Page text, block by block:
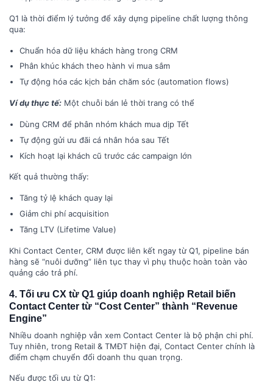
Q1 là thời điểm lý tưởng để xây dựng pipeline chất lượng thông
qua:
Chuẩn hóa dữ liệu khách hàng trong CRM
Phân khúc khách theo hành vi mua sắm
Tự động hóa các kịch bản chăm sóc (automation flows)
Ví dụ thực tế: Một chuỗi bán lẻ thời trang có thể
Dùng CRM để phân nhóm khách mua dịp Tết
Tự động gửi ưu đãi cá nhân hóa sau Tết
Kích hoạt lại khách cũ trước các campaign lớn
Kết quả thường thấy:
Tăng tỷ lệ khách quay lại
Giảm chi phí acquisition
Tăng LTV (Lifetime Value)
Khi Contact Center, CRM được liên kết ngay từ Q1, pipeline bán
hàng sẽ “nuôi dưỡng” liên tục thay vì phụ thuộc hoàn toàn vào
quảng cáo trả phí.
4. Tối ưu CX từ Q1 giúp doanh nghiệp Retail biến
Contact Center từ “Cost Center” thành “Revenue
Engine”
Nhiều doanh nghiệp vẫn xem Contact Center là bộ phận chi phí.
Tuy nhiên, trong Retail & TMĐT hiện đại, Contact Center chính là
điểm chạm chuyển đổi doanh thu quan trọng.
Nếu được tối ưu từ Q1: